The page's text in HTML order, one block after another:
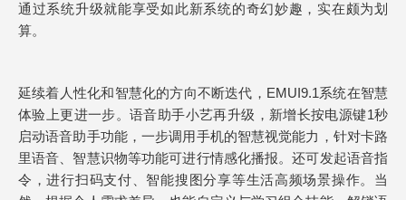
通过系统升级就能享受如此新系统的奇幻妙趣，实在颇为划
算。
延续着人性化和智慧化的方向不断迭代，EMUI9.1系统在智慧
体验上更进一步。语音助手小艺再升级，新增长按电源键1秒
启动语音助手功能，一步调用手机的智慧视觉能力，针对卡路
里语音、智慧识物等功能可进行情感化播报。还可发起语音指
令，进行扫码支付、智能搜图分享等生活高频场景操作。当